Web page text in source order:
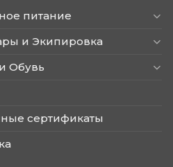
питание
и Экипировка
Обувь
сертификаты